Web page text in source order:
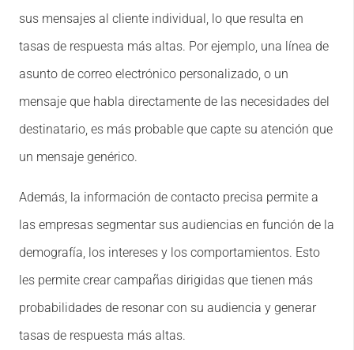
sus mensajes al cliente individual, lo que resulta en
tasas de respuesta más altas. Por ejemplo, una línea de
asunto de correo electrónico personalizado, o un
mensaje que habla directamente de las necesidades del
destinatario, es más probable que capte su atención que
un mensaje genérico.
Además, la información de contacto precisa permite a
las empresas segmentar sus audiencias en función de la
demografía, los intereses y los comportamientos. Esto
les permite crear campañas dirigidas que tienen más
probabilidades de resonar con su audiencia y generar
tasas de respuesta más altas.